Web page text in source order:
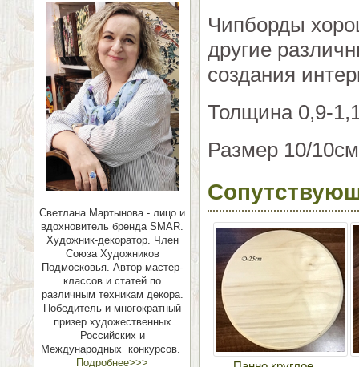
Светлана Мартынова - лицо и
вдохновитель бренда SMAR.
Художник-декоратор. Член
Союза Художников
Подмосковья. Автор мастер-
классов и статей по
различным техникам декора.
Победитель и многократный
призер художественных
Российских и
Международных конкурсов.
Подробнее>>>
Чипборды
другие
создания
Толщина 0,9-
Размер 10/